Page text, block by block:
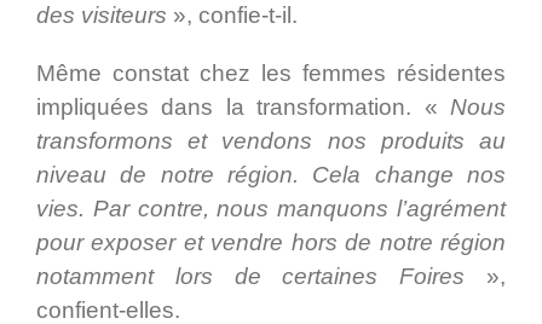
des visiteurs », confie-t-il.
Même constat chez les femmes résidentes
impliquées dans la transformation. « Nous
transformons et vendons nos produits au
niveau de notre région. Cela change nos
vies. Par contre, nous manquons l’agrément
pour exposer et vendre hors de notre région
notamment lors de certaines Foires »,
confient-elles.